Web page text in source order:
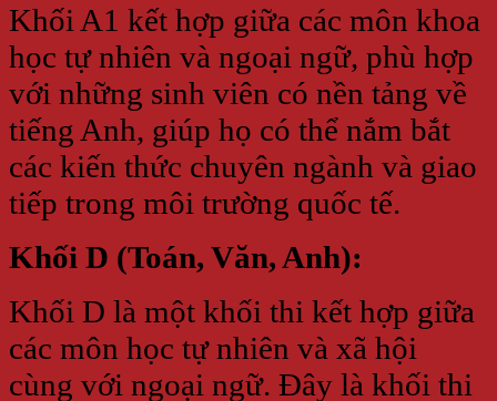
Khối A1 kết hợp giữa các môn khoa
học tự nhiên và ngoại ngữ, phù hợp
với những sinh viên có nền tảng về
tiếng Anh, giúp họ có thể nắm bắt
các kiến thức chuyên ngành và giao
tiếp trong môi trường quốc tế.
Khối D (Toán, Văn, Anh):
Khối D là một khối thi kết hợp giữa
các môn học tự nhiên và xã hội
cùng với ngoại ngữ. Đây là khối thi